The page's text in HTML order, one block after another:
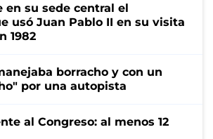
en su sede central el
usó Juan Pablo II en su visita
1982
borracho y con un
por una autopista
al Congreso: al menos 12